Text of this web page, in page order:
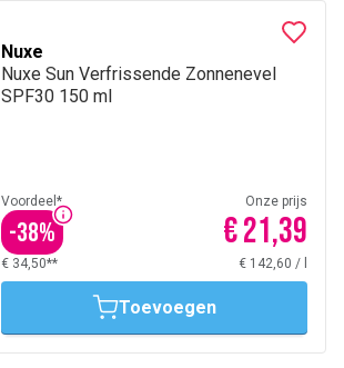
Nuxe
Nuxe Sun Verfrissende Zonnenevel
SPF30 150 ml
Voordeel*
-38%
Onze prijs
€ 21,39
€ 34,50** € 142,60 /
Toevoegen